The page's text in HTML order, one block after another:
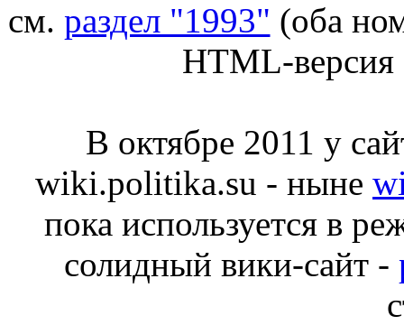
см. раздел "1993" (оба
HTML-версия
В октябре 2011 у
wiki.politika.su - ныне
пока используется в
солидный вики-сайт -